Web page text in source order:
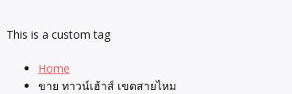
This is a custom tag
Home
ขาย ทาวน์เฮ้าส์ เขตสายไหม